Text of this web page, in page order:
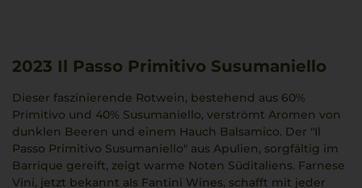
2023 Il Passo Primitivo Susumaniello
Dieser faszinierende Rotwein, bestehend aus 60%
Primitivo und 40% Susumaniello, verströmt Aromen von
dunklen Beeren und einem Hauch Balsamico. Der "Il
Passo Primitivo Susumaniello" aus Apulien, sorgfältig im
Barrique gereift, zeigt warme Noten Süditaliens. Farnese
Vini, jetzt bekannt als Fantini Wines, schafft mit jeder